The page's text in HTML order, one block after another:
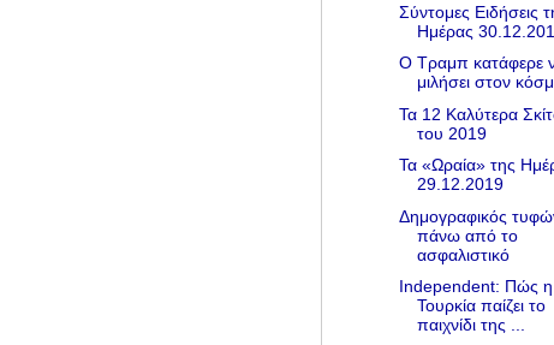
Σύντομες Ειδήσεις
Ημέρας
Ο Τραμπ κατάφερε
μιλήσει στον
Τα 12 Καλύτερα
του 2019
Τα «Ωραία» της
29.12.2019
Δημογραφικός
πάνω από το
ασφαλιστικό
Independent: Πώς η
Τουρκία παίζει το
παιχνίδι της ...